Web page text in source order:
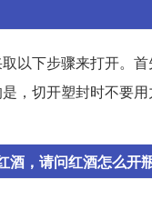
以下步骤来打开。
，切开塑封时不要
酒，请问红酒怎么开